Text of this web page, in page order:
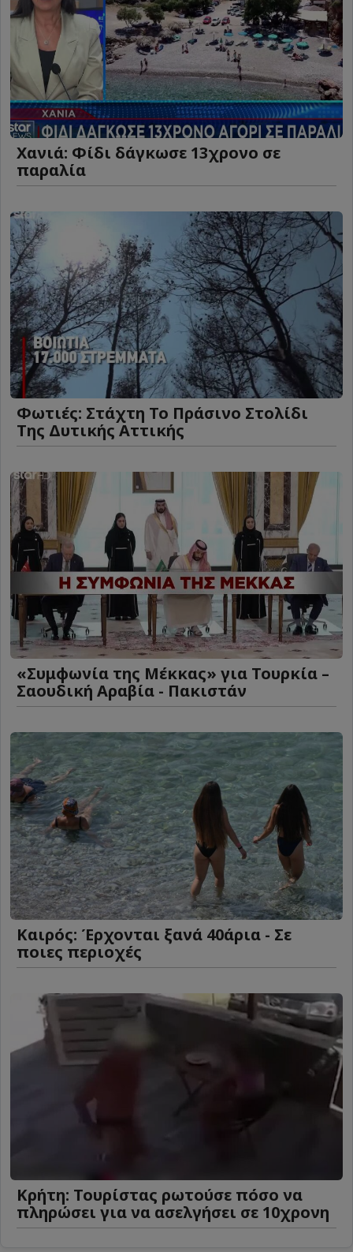
Χανιά: Φίδι δάγκωσε 13χρονο σε
παραλία
Φωτιές: Στάχτη Το Πράσινο Στολίδι
Της Δυτικής Αττικής
«Συμφωνία της Μέκκας» για Τουρκία –
Σαουδική Αραβία - Πακιστάν
Καιρός: Έρχονται ξανά 40άρια - Σε
ποιες περιοχές
Κρήτη: Τουρίστας ρωτούσε πόσο να
πληρώσει για να ασελγήσει σε 10χρονη